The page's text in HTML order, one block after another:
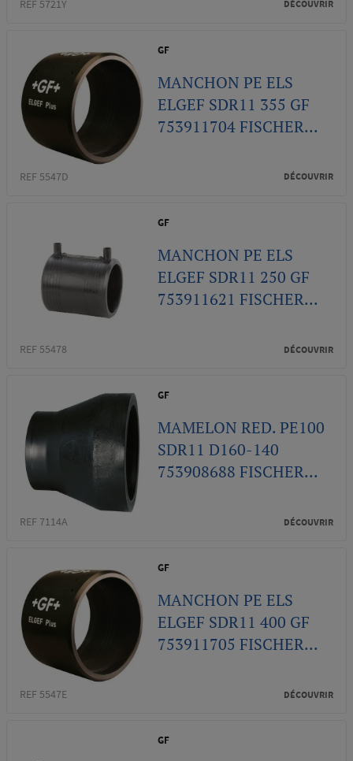
REF 5721Y DÉCOUVRIR
GF
MANCHON PE ELS
ELGEF SDR11 355 GF
753911704 FISCHER...
REF 5547D DÉCOUVRIR
GF
MANCHON PE ELS
ELGEF SDR11 250 GF
753911621 FISCHER...
REF 55478 DÉCOUVRIR
GF
MAMELON RED. PE100
SDR11 D160-140
753908688 FISCHER...
REF 7114A DÉCOUVRIR
GF
MANCHON PE ELS
ELGEF SDR11 400 GF
753911705 FISCHER...
REF 5547E DÉCOUVRIR
GF